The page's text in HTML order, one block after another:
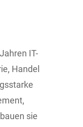
IT-
Handel
sie